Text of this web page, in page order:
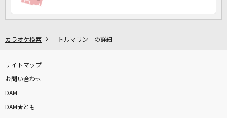
カラオケ検索 「トルマリン」の詳細
サイトマップ
お問い合わせ
DAM
DAM★とも